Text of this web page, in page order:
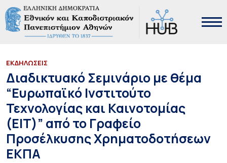
ΕΚΔΗΛΩΣΕΙΣ
Διαδικτυακό Σεμινάριο με θέμα
“Ευρωπαϊκό Ινστιτούτο
Τεχνολογίας και Καινοτομίας
(EIT)” από το Γραφείο
Προσέλκυσης Χρηματοδοτήσεων
ΕΚΠΑ